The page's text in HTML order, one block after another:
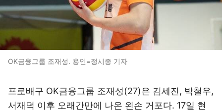
OK금융그룹 조재성. 용인=정시종 기자
프로배구 OK금융그룹 조재성(27)은 김세진, 박철우,
서재덕 이후 오래간만에 나온 왼손 거포다. 17일 현